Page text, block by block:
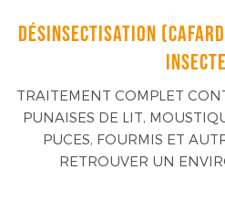
DÉSINSECTISATION
TRAITEMENT COMPLET
PUNAISES DE LIT,
PUCES, FOURMIS ET
RETROUVER UN